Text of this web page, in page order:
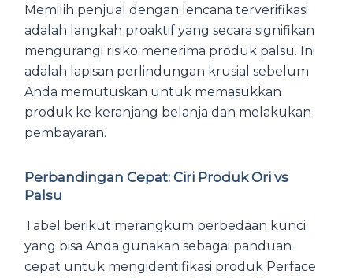
Memilih penjual dengan lencana terverifikasi
adalah langkah proaktif yang secara signifikan
mengurangi risiko menerima produk palsu. Ini
adalah lapisan perlindungan krusial sebelum
Anda memutuskan untuk memasukkan
produk ke keranjang belanja dan melakukan
pembayaran.
Perbandingan Cepat: Ciri Produk Ori vs
Palsu
Tabel berikut merangkum perbedaan kunci
yang bisa Anda gunakan sebagai panduan
cepat untuk mengidentifikasi produk Perface